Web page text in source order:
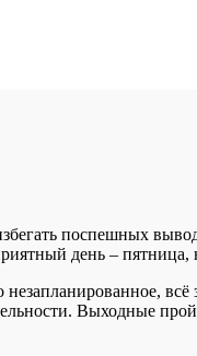
поспешных
день – пятница,
Выходные